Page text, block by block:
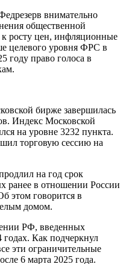
внимательно
общественной
росту цен, инфляционные
целевого уровня ФРС в
году право голоса в
бирже завершилась
Индекс Московской
на уровне 3232 пункта.
торговую сессию на
на год срок
ранее в отношении России
этом говорится в
домом.
РФ, введенных
Как подчеркнул
эти ограничительные
6 марта 2025 года.